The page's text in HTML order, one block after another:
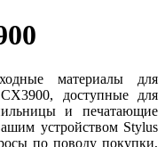
материалы для
доступные для
и печатающие
устройством Stylus
по поводу покупки,